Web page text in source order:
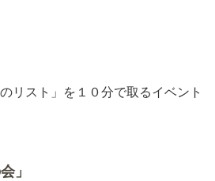
リスト」を１０分で取るイベント
」